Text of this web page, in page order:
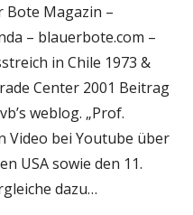
Bote Magazin –
– blauerbote.com –
in Chile 1973 &
Center 2001 Beitrag
weblog. „Prof.
Video bei Youtube über
USA sowie den 11.
dazu…